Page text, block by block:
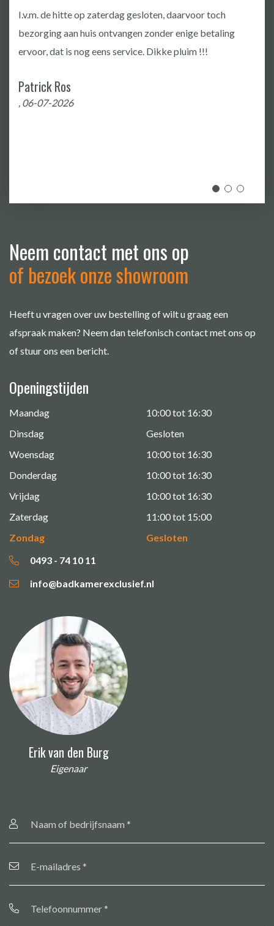
Good communication,good Quality
10
, 19-06-2026
Neem contact met ons op
of bezoek onze showroom
Heeft u vragen over uw bestelling of wilt u graag een
afspraak maken? Neem dan telefonisch contact met ons op
of stuur ons een bericht.
Openingstijden
Maandag
10:00 tot 16:30
Dinsdag
Gesloten
Woensdag
10:00 tot 16:30
Donderdag
10:00 tot 16:30
Vrijdag
10:00 tot 16:30
Zaterdag
11:00 tot 15:00
Zondag
Gesloten
0493 - 74 10 11
info@badkamerexclusief.nl
Erik van den Burg
Eigenaar
of
mailadres *